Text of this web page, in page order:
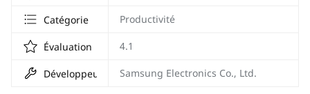
Catégorie Productivité
Évaluation 4.1
Développeur Samsung Electronics Co., Ltd.